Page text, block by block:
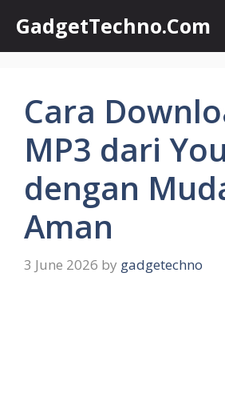
content
GadgetTechno.Com
Cara
MP3 dari
dengan
Aman
3 June 2026 by gadgetechno